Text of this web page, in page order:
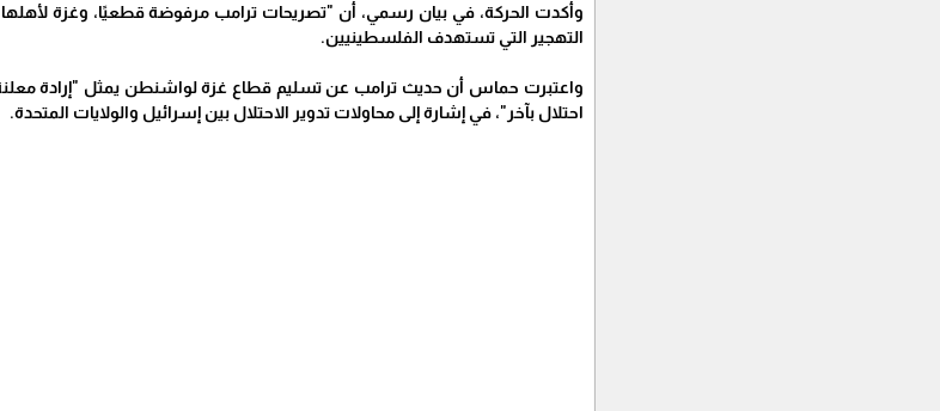
وأكدت الحركة، في بيان رسمي، أن "تصريحات ترامب مرفوضة قطعيًا، وغزة
التهجير التي تستهدف الفلسطينيين.
واعتبرت حماس أن حديث ترامب عن تسليم قطاع غزة لواشنطن يمثل "إرادة معلنة
احتلال بآخر"، في إشارة إلى محاولات تدوير الاحتلال بين إسرائيل والولايات المتحدة.